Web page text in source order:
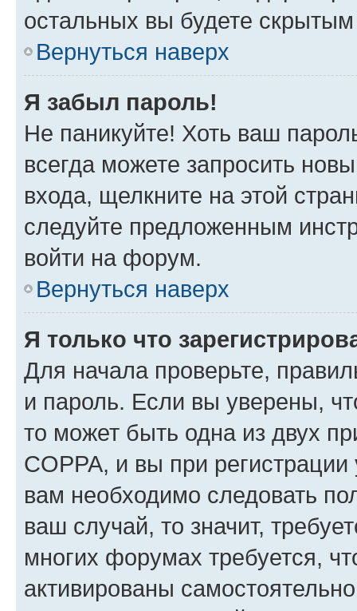
остальных вы будете
Вернуться наверх
Я забыл пароль!
Не паникуйте! Хоть ваш
всегда можете запросить
входа, щелкните на этой
следуйте предложенным
войти на форум.
Вернуться наверх
Я только что
Для начала проверьте,
и пароль. Если вы уверены,
то может быть одна из двух
COPPA, и вы при
вам необходимо следовать
ваш случай, то значит,
многих форумах требуется,
активированы